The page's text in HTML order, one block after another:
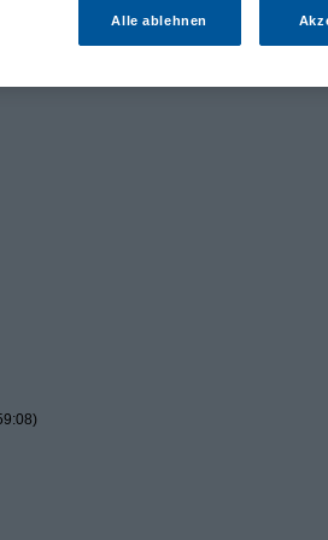
Alle ablehnen